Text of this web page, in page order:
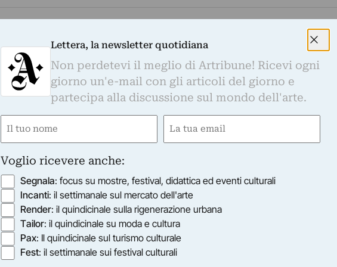
Lettera, la newsletter quotidiana
Non perdetevi il meglio di Artribune! Ricevi ogni
giorno un'e-mail con gli articoli del giorno e
partecipa alla discussione sul mondo dell'arte.
Nome
Email
Voglio ricevere anche:
Segnala: focus su mostre, festival, didattica ed eventi culturali
Incanti: il settimanale sul mercato dell'arte
Render: il quindicinale sulla rigenerazione urbana
Tailor: il quindicinale su moda e cultura
Pax: Il quindicinale sul turismo culturale
Fest: il settimanale sui festival culturali